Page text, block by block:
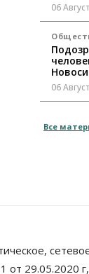
06
06
Власть
Все
29.05.2020